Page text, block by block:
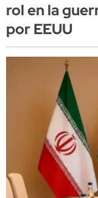
rol en la
por EEUU